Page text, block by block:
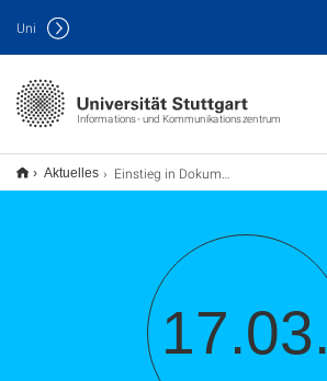
Informations- und Kommunikationszentrum
Uni
Aktuelles Einstieg in Dokumenterstellung mit LaTeX (TU9)
17.03.